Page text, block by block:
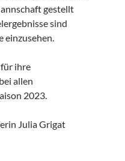
gestellt
sind
einzusehen.
ihre
allen
2023.
Julia Grigat